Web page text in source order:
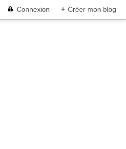
Connexion + Créer mon blog